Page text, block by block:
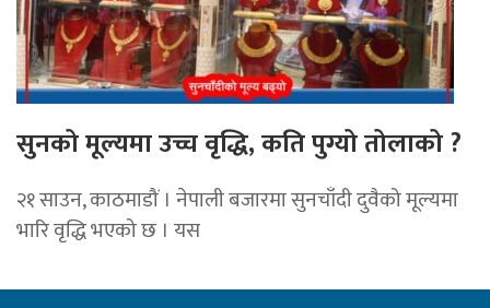
सुनको मूल्यमा उच्च वृद्धि, कति पुग्यो तोलाको ?
२१ साउन, काठमाडौं । नेपाली बजारमा सुनचाँदी दुवैको मूल्यमा
भारि वृद्धि भएको छ । यस